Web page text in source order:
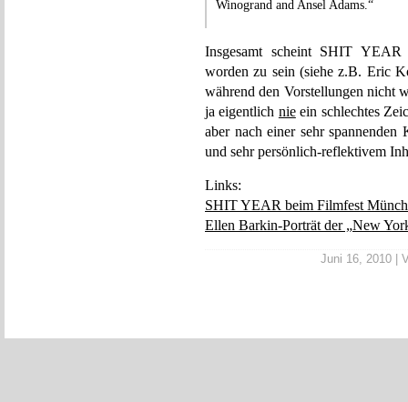
Winogrand and Ansel Adams.“
Insgesamt scheint SHIT YEAR
worden zu sein (siehe z.B. Eric
während den Vorstellungen nicht
ja eigentlich nieein schlechtes
aber nach einer sehr
und sehr persönlich-reflektivem
Links:
SHIT YEAR beim Filmfest
Ellen Barkin-Porträt der „New
Juni 16, 2010 |